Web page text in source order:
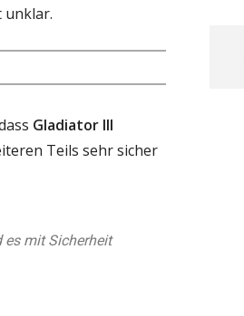
unklar.
Gladiator III
Teils sehr sicher
es mit Sicherheit